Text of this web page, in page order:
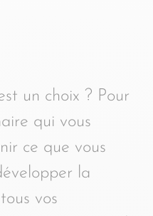
un choix ? Pour
qui vous
ce que vous
la
vos